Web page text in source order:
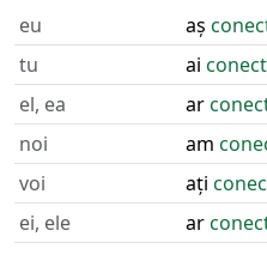
eu aș
tu
ai
el, ea
ar
noi
am
voi
ați
ei, ele
ar